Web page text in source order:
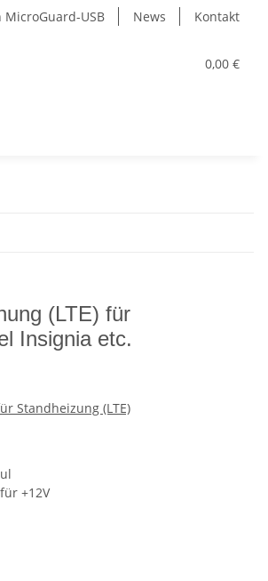
USB News Kontakt
0,00 €
(LTE) für
Insignia etc.
Standheizung (LTE)
+12V